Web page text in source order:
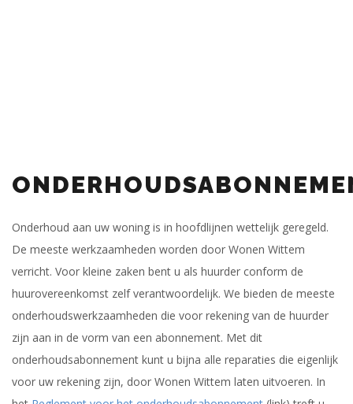
Onderhoud aan uw woning is in hoofdlijnen wettelijk geregeld.
De meeste werkzaamheden worden door Wonen Wittem
verricht. Voor kleine zaken bent u als huur­der conform de
huurovereenkomst zelf verantwoordelijk. We bieden de meeste
onderhoudswerkzaamheden die voor rekening van de huurder
zijn aan in de vorm van een abonnement. Met dit
onderhoudsabonnement kunt u bijna alle reparaties die eigenlijk
voor uw rekening zijn, door Wonen Wittem laten uitvoeren. In